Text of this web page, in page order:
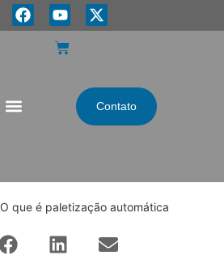
Contato
O que é paletização automática